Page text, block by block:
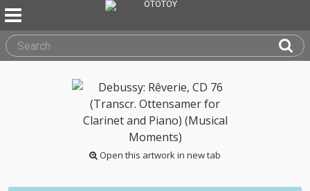
Open this artwork in new tab